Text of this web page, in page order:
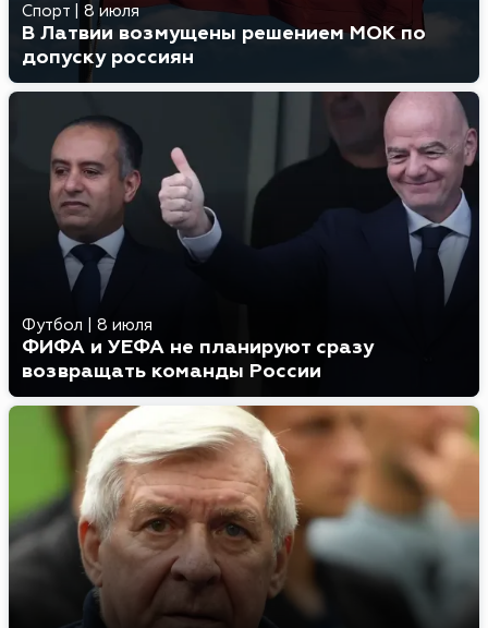
Спорт 8 июля
В Латвии возмущены решением МОК по
допуску россиян
Футбол 8 июля
ФИФА и УЕФА не планируют сразу
возвращать команды России